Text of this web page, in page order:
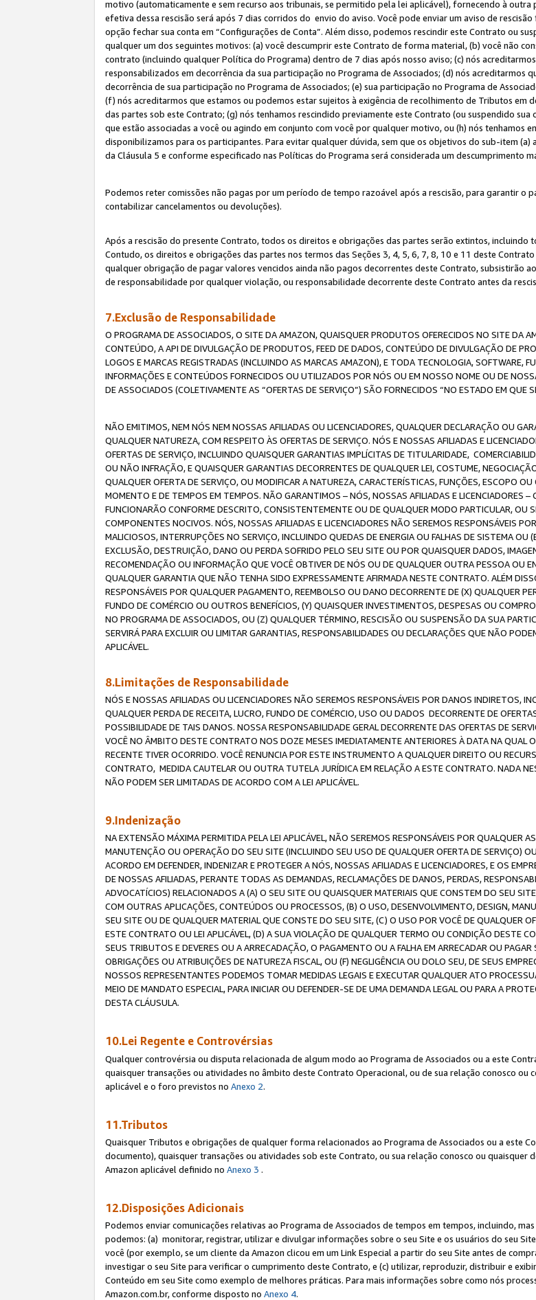
motivo (automaticamente e sem recurso aos tribunais, se permitido pela lei aplicável), fornecendo à
efetiva dessa rescisão será após 7 dias corridos do envio do aviso. Você pode enviar um aviso de
opção fechar sua conta em “Configurações de Conta”. Além disso, podemos rescindir este Contrato ou
qualquer um dos seguintes motivos: (a) você descumprir este Contrato de forma material, (b) você não
contrato (incluindo qualquer Política do Programa) dentro de 7 dias após nosso aviso; (c) nós
responsabilizados em decorrência da sua participação no Programa de Associados; (d) nós acreditarmos
decorrência de sua participação no Programa de Associados; (e) sua participação no Programa de
(f) nós acreditarmos que estamos ou podemos estar sujeitos à exigência de recolhimento de Tributos
das partes sob este Contrato; (g) nós tenhamos rescindido previamente este Contrato (ou suspendido
que estão associadas a você ou agindo em conjunto com você por qualquer motivo, ou (h) nós tenhamos
disponibilizamos para os participantes. Para evitar qualquer dúvida, sem que os objetivos do sub-item
da Cláusula 5 e conforme especificado nas Políticas do Programa será considerada um descumprimento
Podemos reter comissões não pagas por um período de tempo razoável após a rescisão, para garantir
contabilizar cancelamentos ou devoluções).
Após a rescisão do presente Contrato, todos os direitos e obrigações das partes serão extintos, incluindo
Contudo, os direitos e obrigações das partes nos termos das Seções 3, 4, 5, 6, 7, 8, 10 e 11 deste
qualquer obrigação de pagar valores vencidos ainda não pagos decorrentes deste Contrato, subsistirão
de responsabilidade por qualquer violação, ou responsabilidade decorrente deste Contrato antes da
7.Exclusão de Responsabilidade
O PROGRAMA DE ASSOCIADOS, O SITE DA AMAZON, QUAISQUER PRODUTOS OFERECIDOS NO SITE DA
CONTEÚDO, A API DE DIVULGAÇÃO DE PRODUTOS, FEED DE DADOS, CONTEÚDO DE DIVULGAÇÃO DE
LOGOS E MARCAS REGISTRADAS (INCLUINDO AS MARCAS AMAZON), E TODA TECNOLOGIA, SOFTWARE,
INFORMAÇÕES E CONTEÚDOS FORNECIDOS OU UTILIZADOS POR NÓS OU EM NOSSO NOME OU DE
DE ASSOCIADOS (COLETIVAMENTE AS “OFERTAS DE SERVIÇO”) SÃO FORNECIDOS “NO ESTADO EM QUE
NÃO EMITIMOS, NEM NÓS NEM NOSSAS AFILIADAS OU LICENCIADORES, QUALQUER DECLARAÇÃO OU
QUALQUER NATUREZA, COM RESPEITO ÀS OFERTAS DE SERVIÇO. NÓS E NOSSAS AFILIADAS E
OFERTAS DE SERVIÇO, INCLUINDO QUAISQUER GARANTIAS IMPLÍCITAS DE TITULARIDADE,
OU NÃO INFRAÇÃO, E QUAISQUER GARANTIAS DECORRENTES DE QUALQUER LEI, COSTUME,
QUALQUER OFERTA DE SERVIÇO, OU MODIFICAR A NATUREZA, CARACTERÍSTICAS, FUNÇÕES, ESCOPO
MOMENTO E DE TEMPOS EM TEMPOS. NÃO GARANTIMOS – NÓS, NOSSAS AFILIADAS E LICENCIADORES
FUNCIONARÃO CONFORME DESCRITO, CONSISTENTEMENTE OU DE QUALQUER MODO PARTICULAR, OU
COMPONENTES NOCIVOS. NÓS, NOSSAS AFILIADAS E LICENCIADORES NÃO SEREMOS RESPONSÁVEIS
MALICIOSOS, INTERRUPÇÕES NO SERVIÇO, INCLUINDO QUEDAS DE ENERGIA OU FALHAS DE SISTEMA
EXCLUSÃO, DESTRUIÇÃO, DANO OU PERDA SOFRIDO PELO SEU SITE OU POR QUAISQUER DADOS,
RECOMENDAÇÃO OU INFORMAÇÃO QUE VOCÊ OBTIVER DE NÓS OU DE QUALQUER OUTRA PESSOA OU
QUALQUER GARANTIA QUE NÃO TENHA SIDO EXPRESSAMENTE AFIRMADA NESTE CONTRATO. ALÉM
RESPONSÁVEIS POR QUALQUER PAGAMENTO, REEMBOLSO OU DANO DECORRENTE DE (X) QUALQUER
FUNDO DE COMÉRCIO OU OUTROS BENEFÍCIOS, (Y) QUAISQUER INVESTIMENTOS, DESPESAS OU
NO PROGRAMA DE ASSOCIADOS, OU (Z) QUALQUER TÉRMINO, RESCISÃO OU SUSPENSÃO DA SUA
SERVIRÁ PARA EXCLUIR OU LIMITAR GARANTIAS, RESPONSABILIDADES OU DECLARAÇÕES QUE NÃO
APLICÁVEL.
8.Limitações de Responsabilidade
NÓS E NOSSAS AFILIADAS OU LICENCIADORES NÃO SEREMOS RESPONSÁVEIS POR DANOS INDIRETOS,
QUALQUER PERDA DE RECEITA, LUCRO, FUNDO DE COMÉRCIO, USO OU DADOS DECORRENTE DE
POSSIBILIDADE DE TAIS DANOS. NOSSA RESPONSABILIDADE GERAL DECORRENTE DAS OFERTAS DE
VOCÊ NO ÂMBITO DESTE CONTRATO NOS DOZE MESES IMEDIATAMENTE ANTERIORES À DATA NA QUAL
RECENTE TIVER OCORRIDO. VOCÊ RENUNCIA POR ESTE INSTRUMENTO A QUALQUER DIREITO OU
CONTRATO, MEDIDA CAUTELAR OU OUTRA TUTELA JURÍDICA EM RELAÇÃO A ESTE CONTRATO. NADA
NÃO PODEM SER LIMITADAS DE ACORDO COM A LEI APLICÁVEL.
9.Indenização
NA EXTENSÃO MÁXIMA PERMITIDA PELA LEI APLICÁVEL, NÃO SEREMOS RESPONSÁVEIS POR QUALQUER
MANUTENÇÃO OU OPERAÇÃO DO SEU SITE (INCLUINDO SEU USO DE QUALQUER OFERTA DE SERVIÇO)
ACORDO EM DEFENDER, INDENIZAR E PROTEGER A NÓS, NOSSAS AFILIADAS E LICENCIADORES, E OS
DE NOSSAS AFILIADAS, PERANTE TODAS AS DEMANDAS, RECLAMAÇÕES DE DANOS, PERDAS,
ADVOCATÍCIOS) RELACIONADOS A (A) O SEU SITE OU QUAISQUER MATERIAIS QUE CONSTEM DO SEU
COM OUTRAS APLICAÇÕES, CONTEÚDOS OU PROCESSOS, (B) O USO, DESENVOLVIMENTO, DESIGN,
SEU SITE OU DE QUALQUER MATERIAL QUE CONSTE DO SEU SITE, (C) O USO POR VOCÊ DE QUALQUER
ESTE CONTRATO OU LEI APLICÁVEL, (D) A SUA VIOLAÇÃO DE QUALQUER TERMO OU CONDIÇÃO DESTE
SEUS TRIBUTOS E DEVERES OU A ARRECADAÇÃO, O PAGAMENTO OU A FALHA EM ARRECADAR OU
OBRIGAÇÕES OU ATRIBUIÇÕES DE NATUREZA FISCAL, OU (F) NEGLIGÊNCIA OU DOLO SEU, DE SEUS
NOSSOS REPRESENTANTES PODEMOS TOMAR MEDIDAS LEGAIS E EXECUTAR QUALQUER ATO
MEIO DE MANDATO ESPECIAL, PARA INICIAR OU DEFENDER-SE DE UMA DEMANDA LEGAL OU PARA A
DESTA CLÁUSULA.
10.Lei Regente e Controvérsias
Qualquer controvérsia ou disputa relacionada de algum modo ao Programa de Associados ou a este
quaisquer transações ou atividades no âmbito deste Contrato Operacional, ou de sua relação conosco ou
aplicável e o foro previstos no Anexo 2.
11.Tributos
Quaisquer Tributos e obrigações de qualquer forma relacionados ao Programa de Associados ou a este
documento), quaisquer transações ou atividades sob este Contrato, ou sua relação conosco ou
Amazon aplicável definido no Anexo 3 .
12.Disposições Adicionais
Podemos enviar comunicações relativas ao Programa de Associados de tempos em tempos, incluindo,
podemos: (a) monitorar, registrar, utilizar e divulgar informações sobre o seu Site e os usuários do seu
você (por exemplo, se um cliente da Amazon clicou em um Link Especial a partir do seu Site antes de
investigar o seu Site para verificar o cumprimento deste Contrato, e (c) utilizar, reproduzir, distribuir e
Conteúdo em seu Site como exemplo de melhores práticas. Para mais informações sobre como nós
Amazon.com.br, conforme disposto no Anexo 4.